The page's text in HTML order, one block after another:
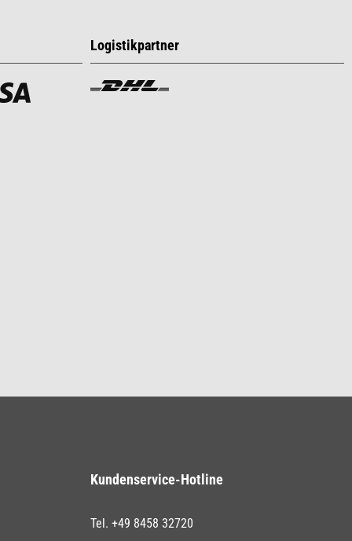
Logistikpartner
Kundenservice-Hotline
Tel. +49 8458 32720